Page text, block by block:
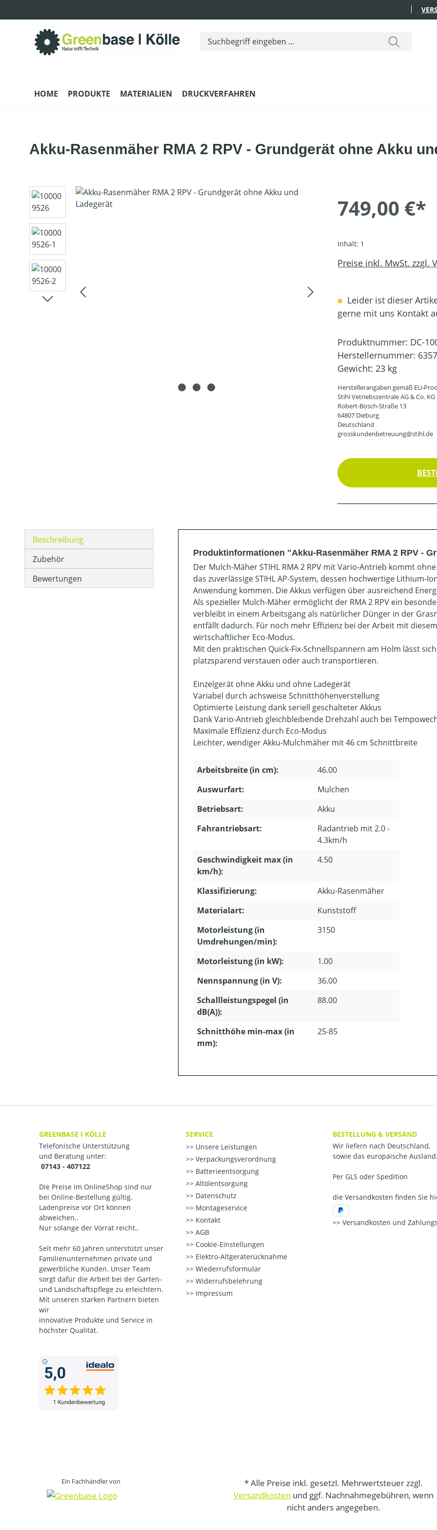
HOME PRODUKTE MATERIALIEN DRUCKVERFAHREN
Akku-Rasenmäher RMA 2 RPV - Grundgerät ohne Akku
Bildergalerie überspringen
749,00 €*
Inhalt: 1
Preise inkl. MwSt. zzgl.
Leider ist dieser
gerne mit uns Kontakt
Produktnummer: DC-
Herstellernummer:
Gewicht: 23 kg
Herstellerangaben gemäß EU-
Stihl Vetriebszentrale AG & Co. KG
Robert-Bosch-Straße 13
64807 Dieburg
Deutschland
grosskundenbetreuung@stihl.de
Beschreibung
Zubehör
Bewertungen
Produktinformationen "Akku-Rasenmäher RMA 2 RPV -
Der Mulch-Mäher STIHL RMA 2 RPV mit Vario-Antrieb kommt
das zuverlässige STIHL AP-System, dessen hochwertige Lithium-
Anwendung kommen. Die Akkus verfügen über ausreichend
Als spezieller Mulch-Mäher ermöglicht der RMA 2 RPV ein
verbleibt in einem Arbeitsgang als natürlicher Dünger in der
entfällt dadurch. Für noch mehr Effizienz bei der Arbeit mit
wirtschaftlicher Eco-Modus.
Mit den praktischen Quick-Fix-Schnellspannern am Holm lässt
platzsparend verstauen oder auch transportieren.
Einzelgerät ohne Akku und ohne Ladegerät
Variabel durch achsweise Schnitthöhenverstellung
Optimierte Leistung dank seriell geschalteter Akkus
Dank Vario-Antrieb gleichbleibende Drehzahl auch bei
Maximale Effizienz durch Eco-Modus
Leichter, wendiger Akku-Mulchmäher mit 46 cm Schnittbreite
Arbeitsbreite (in cm):
46.00
Auswurfart:
Mulchen
Betriebsart:
Akku
Fahrantriebsart:
Radantrieb mit 2.0 -
4.3km/h
Geschwindigkeit max (in
km/h):
4.50
Klassifizierung:
Akku-Rasenmäher
Materialart:
Kunststoff
Motorleistung (in
Umdrehungen/min):
3150
Motorleistung (in kW):
1.00
Nennspannung (in V):
36.00
Schallleistungspegel (in
dB(A)):
88.00
Schnitthöhe min-max (in
mm):
25-85
GREENBASE I KÖLLE
Telefonische Unterstützung
und Beratung unter:
07143 - 407122
Die Preise im OnlineShop sind nur
bei Online-Bestellung gültig.
Ladenpreise vor Ort können
abweichen..
Nur solange der Vorrat reicht..
Seit mehr 60 Jahren unterstützt unser
Familienunternehmen private und
gewerbliche Kunden. Unser Team
sorgt dafür die Arbeit bei der Garten-
und Landschaftspflege zu erleichtern.
Mit unseren starken Partnern bieten
wir
innovative Produkte und Service in
höchster Qualität.
SERVICE
Unsere Leistungen
Verpackungsverordnung
Batterieentsorgung
Altölentsorgung
Datenschutz
Montageservice
Kontakt
AGB
Cookie-Einstellungen
Elektro-Altgeräterücknahme
Wiederrufsformular
Widerrufsbelehrung
Impressum
BESTELLUNG & VERSAND
Wir liefern nach Deutschland,
sowie das europäische
Per GLS oder Spedition
die Versandkosten finden Sie
Versandkosten und
Ein Fachhändler von
* Alle Preise inkl. gesetzl. Mehrwertsteuer zzgl.
Versandkosten und ggf. Nachnahmegebühren, wenn
nicht anders angegeben.